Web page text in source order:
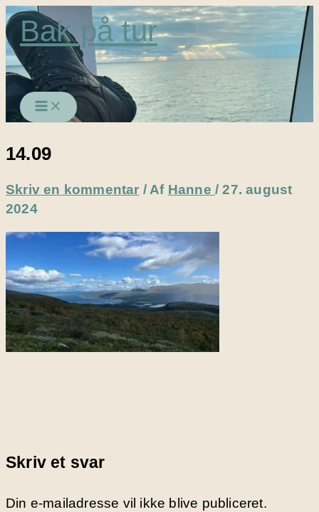
Gå
til
indholdet
Bak på tur
14.09
Skriv en kommentar / Af Hanne/27. august
2024
Skriv et svar
Din e-mailadresse vil ikke blive publiceret.